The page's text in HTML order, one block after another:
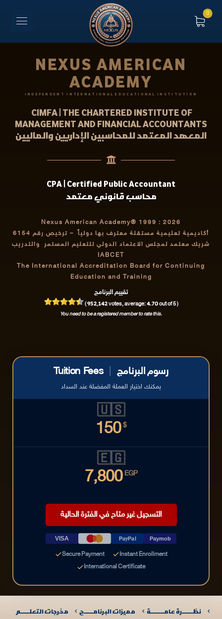
NEXUS AMERICAN
ACADEMY
INDEPENDENT INTERNATIONAL EDUCATIONAL INSTITUTION
CIMFA | THE CHARTERED INSTITUTE OF
MANAGEMENT AND FINANCIAL ACCOUNTANTS
المعهد المعتمد للمحاسبين الإداريين والماليين
CPA | Certified Public Accountant
محاسب قانوني معتمد
Nexus American Academy® 1999 : 2026
أكاديمية تعليمية مستقلة معترف بها دولياً
– ترخيص رقم 6154
شريك معتمد لمجلس الاعتماد الدولي للتعليم المستمر والتدريب
IABCET
The International Accreditation Board for Continuing
Education and Training
تقييم البرنامج
(952,142votes, average:4.70out of 5 )
You need to be a registered member to rate this.
Tuition Fees رسوم البرنامج
يمكنك اختيار العملة المفضلة عند السداد
🇺🇸
150 $
🇪🇬
7,800 EGP
التسجيل غير متاح في الفترة الحالية
VISA PayPal Paymob
Secure Payment
Instant Enrollment
International Certificate
نظـــــــرة عامـــــــــة مميزات البرنامــــــج
مخرجات التعلــــــم